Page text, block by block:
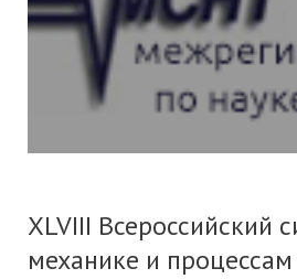
XLVIII Всероссийский
механике и